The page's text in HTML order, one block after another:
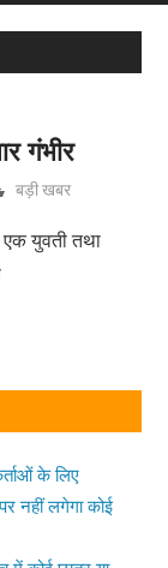
गंभीर
बड़ी खबर
एक युवती तथा
के लिए
नहीं लगेगा कोई